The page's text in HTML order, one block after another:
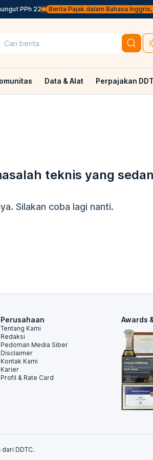
PPh 22 Berita Pajak dalam Bahasa Inggris,
Data & Alat Perpajakan
teknis yang
Silakan coba lagi nanti.
Perusahaan
Tentang Kami
Redaksi
Pedoman Media Siber
Disclaimer
Kontak Kami
Karier
Profil & Rate Card
Awards
DDTC.